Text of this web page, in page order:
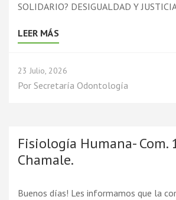
SOLIDARIO? DESIGUALDAD Y
LEER MÁS
23 Julio, 2026
Por Secretaría Odontología
Fisiología Humana- Com.
Chamale.
Buenos días! Les informamos que la